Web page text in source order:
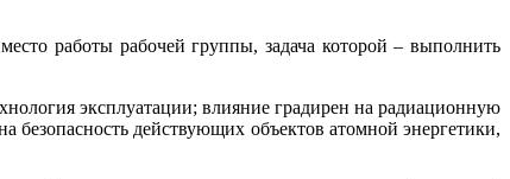
работы рабочей группы, задача которой – выполнить
эксплуатации; влияние градирен на радиационную
безопасность действующих объектов атомной энергетики,